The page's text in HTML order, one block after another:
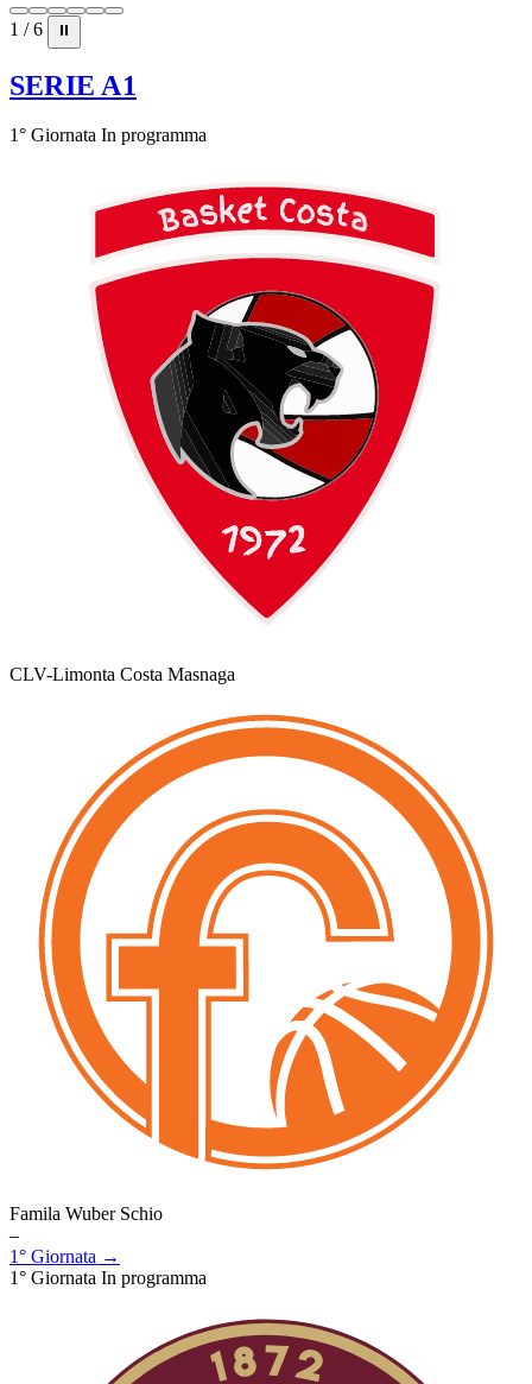
1 / 6 ⏸
SERIE A1
1° Giornata In programma
CLV-Limonta Costa Masnaga
Famila Wuber Schio
–
1° Giornata →
1° Giornata In programma